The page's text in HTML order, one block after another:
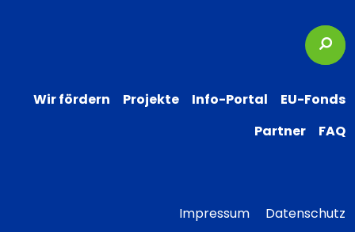
Wir fördern Projekte Info-Portal
EU-Fonds
Partner
FAQ
Impressum Datenschutz